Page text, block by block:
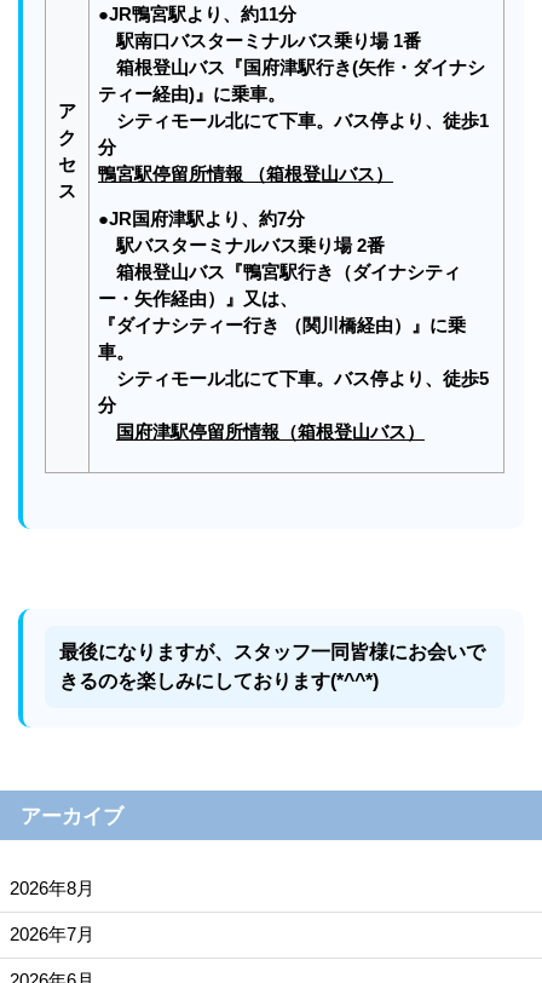
ア
ク
セ
ス
●JR鴨宮駅より、約11分
駅南口バスターミナルバス乗り場 1番
箱根登山バス『国府津駅行き(矢作・ダイナシ
ティー経由)』に乗車。
シティモール北にて下車。バス停より、徒歩1
分
鴨宮駅停留所情報 （箱根登山バス）
●JR国府津駅より、約7分
駅バスターミナルバス乗り場 2番
箱根登山バス『鴨宮駅行き（ダイナシティ
ー・矢作経由）』又は、
『ダイナシティー行き （関川橋経由）』に乗
車。
シティモール北にて下車。バス停より、徒歩5
分
国府津駅停留所情報（箱根登山バス）
最後になりますが、スタッフ一同皆様にお会いで
きるのを楽しみにしております(*^^*)
アーカイブ
2026年8月
2026年7月